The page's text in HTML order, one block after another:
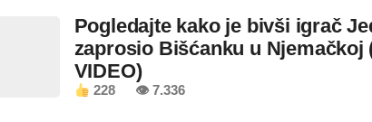
Pogledajte kako je bivši igrač
zaprosio Bišćanku u Njemačkoj
VIDEO)
228 👁 7.336